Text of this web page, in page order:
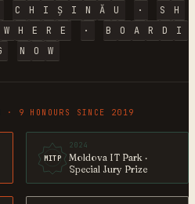
C H I Ș I N Ă U · S
H
W H E R E · B O A R D
I
N O W
· 9 HONOURS SINCE 2019
MITP
2024
Moldova IT Park ·
Special Jury Prize